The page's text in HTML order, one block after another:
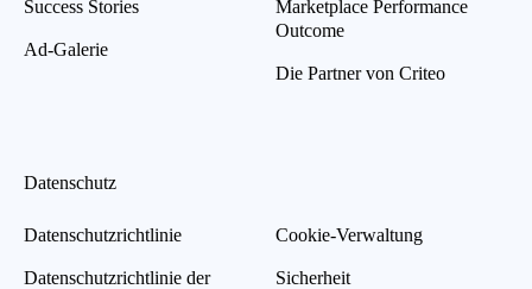
Success Stories
Ad-Galerie
Marketplace Performance
Outcome
Die Partner von Criteo
Datenschutz
Datenschutzrichtlinie
Datenschutzrichtlinie der
Cookie-Verwaltung
Sicherheit